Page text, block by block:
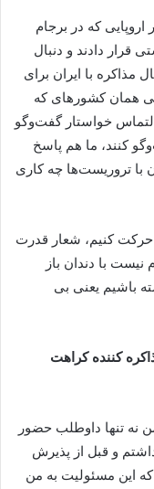
که در برجام
قرار دادند و دنبال
مذاکره با ایران برای
همان کشورهای که
خواستار گفت‌وگو
کنند، ما هم پاسخ
با تروریست‌ها چه کاری
حرکت کنیم، شعار قدرت
با دندان باز
باشیم یعنی بی
کننده کراهت
تنها داوطلب حضور
و قبل از پذیرش
این مسئولیت به من